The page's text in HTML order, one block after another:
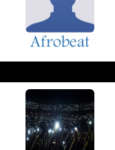
Afrobeat